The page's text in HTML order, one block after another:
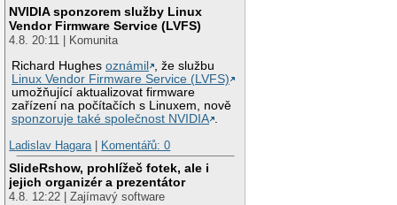
NVIDIA sponzorem služby Linux
Vendor Firmware Service (LVFS)
4.8. 20:11 | Komunita
Richard Hughesoznámil
, že službu
Linux Vendor Firmware Service (LVFS)
umožňující aktualizovat firmware
zařízení na počítačích s Linuxem, nově
sponzoruje také společnost NVIDIA .
Ladislav Hagara | Komentářů: 0
SlideRshow, prohlížeč fotek, ale i
jejich organizér a prezentátor
4.8. 12:22 | Zajímavý software